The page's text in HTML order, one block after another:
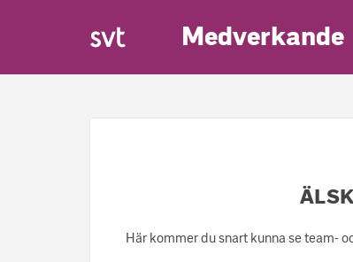
Medverkande
Här kommer du snart kunna se team-